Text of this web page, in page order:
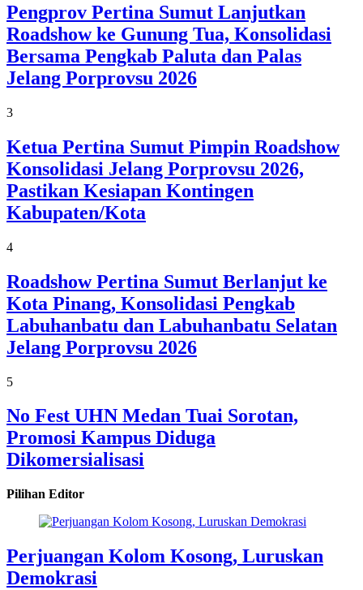
Pengprov Pertina Sumut Lanjutkan
Roadshow ke Gunung Tua, Konsolidasi
Bersama Pengkab Paluta dan Palas
Jelang Porprovsu 2026
3
Ketua Pertina Sumut Pimpin Roadshow
Konsolidasi Jelang Porprovsu 2026,
Pastikan Kesiapan Kontingen
Kabupaten/Kota
4
Roadshow Pertina Sumut Berlanjut ke
Kota Pinang, Konsolidasi Pengkab
Labuhanbatu dan Labuhanbatu Selatan
Jelang Porprovsu 2026
5
No Fest UHN Medan Tuai Sorotan,
Promosi Kampus Diduga
Dikomersialisasi
Pilihan Editor
Perjuangan Kolom Kosong, Luruskan
Demokrasi